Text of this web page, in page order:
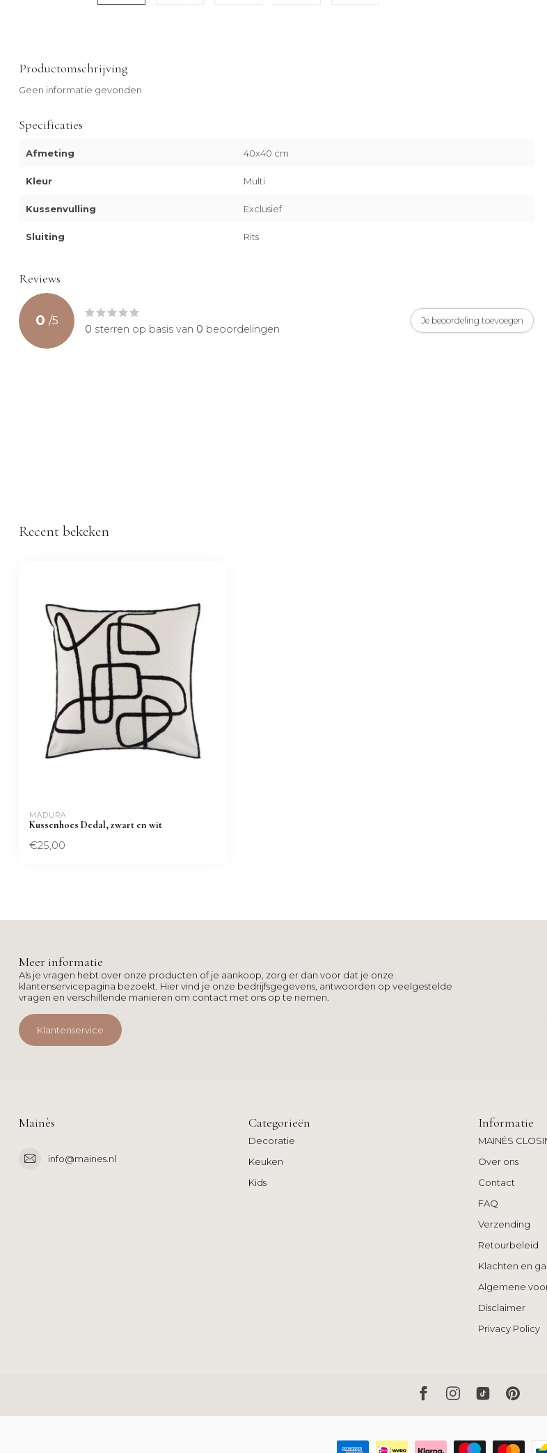
Productomschrijving
Geen informatie gevonden
Specificaties
Afmeting 40x40 cm
Kleur Multi
Kussenvulling Exclusief
Sluiting Rits
Reviews
0 /5
0 sterren op basis van 0 beoordelingen
Je beoordeling toevoegen
Recent bekeken
MADURA
Kussenhoes Dedal, zwart en wit
€25,00
Meer informatie
Als je vragen hebt over onze producten of je aankoop, zorg er dan voor dat je onze
klantenservicepagina bezoekt. Hier vind je onze bedrijfsgegevens, antwoorden op veelgestelde
vragen en verschillende manieren om contact met ons op te nemen.
Klantenservice
Mainès
info@maines.nl
Categorieën
Decoratie
Keuken
Kids
Informatie
MAINÈS
Over ons
Contact
FAQ
Verzending
Retourbeleid
Klachten en
Algemene
Disclaimer
Privacy Policy